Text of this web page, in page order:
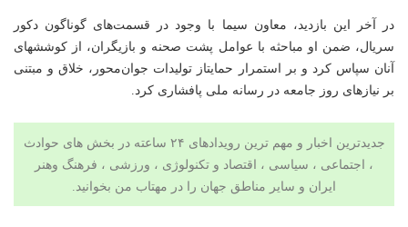
در آخر این بازدید، معاون سیما با وجود در قسمت‌های گوناگون دکور
سریال، ضمن او مباحثه با عوامل پشت صحنه و بازیگران، از کوششهای
آنان سپاس کرد و بر استمرار حمایتاز تولیدات جوان‌محور، خلاق و مبتنی
بر نیازهای روز جامعه در رسانه ملی پافشاری کرد.
جدیدترین اخبار و مهم ترین رویدادهای ۲۴ ساعته در بخش های حوادث
، اجتماعی ، سیاسی ، اقتصاد و تکنولوژی ، ورزشی ، فرهنگ وهنر
ایران و سایر مناطق جهان را در مهتاب من بخوانید.